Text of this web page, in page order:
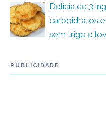
Delícia de 3
carboidratos e
sem trigo e
PUBLICIDADE